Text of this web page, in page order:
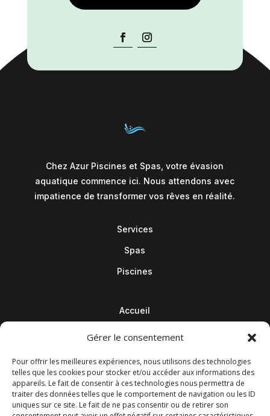
Gérer le consentement
Pour offrir les meilleures expériences, nous utilisons des technologies
telles que les cookies pour stocker et/ou accéder aux informations des
appareils. Le fait de consentir à ces technologies nous permettra de
traiter des données telles que le comportement de navigation ou les ID
uniques sur ce site. Le fait de ne pas consentir ou de retirer son
Chez Azur Piscines et Spas, votre évasion
aquatique commence ici. Nous attendons avec
impatience de transformer vos rêves en réalité.
Services
Spas
Piscines
Accueil